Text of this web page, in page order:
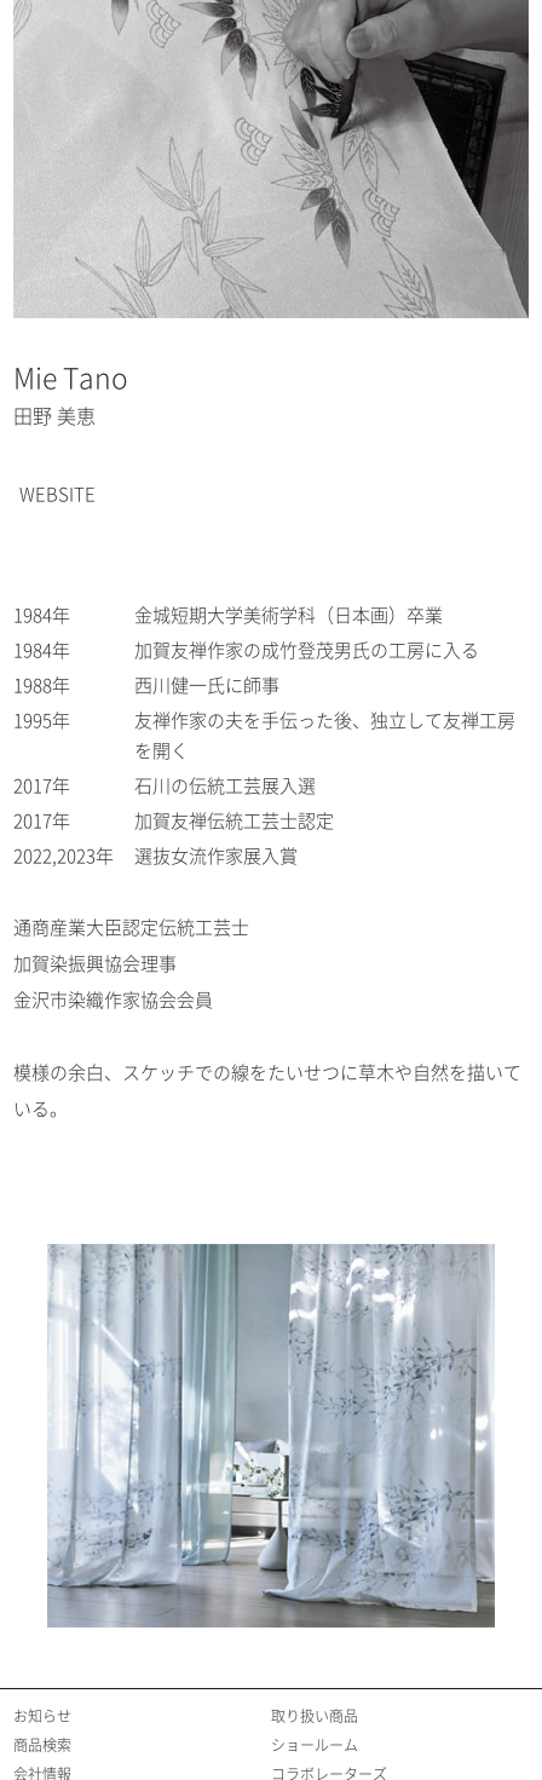
Mie Tano
田野 美恵
WEBSITE
1984年
金城短期大学美術学科（日本画）卒業
1984年
加賀友禅作家の成竹登茂男氏の工房に入る
1988年
西川健一氏に師事
1995年
友禅作家の夫を手伝った後、独立して友禅工房
を開く
2017年
石川の伝統工芸展入選
2017年
加賀友禅伝統工芸士認定
2022,2023年
選抜女流作家展入賞
通商産業大臣認定伝統工芸士
加賀染振興協会理事
金沢市染織作家協会会員
模様の余白、スケッチでの線をたいせつに草木や自然を描いて
いる。
お知らせ
商品検索
会社情報
取り扱い商品
ショールーム
コラボレーターズ